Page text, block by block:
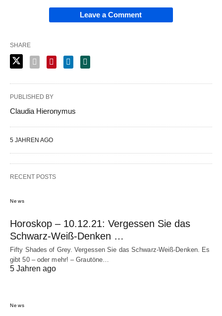
Leave a Comment
SHARE
PUBLISHED BY
Claudia Hieronymus
5 JAHREN AGO
RECENT POSTS
News
Horoskop – 10.12.21: Vergessen Sie das
Schwarz-Weiß-Denken …
Fifty Shades of Grey. Vergessen Sie das Schwarz-Weiß-Denken. Es
gibt 50 – oder mehr! – Grautöne…
5 Jahren ago
News